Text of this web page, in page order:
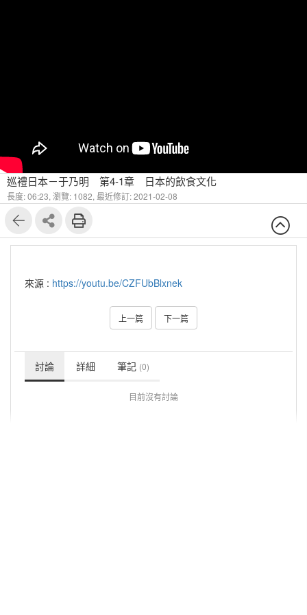
巡禮日本－于乃明 第4-1章 日本的飲食文化
長度: 06:23, 瀏覽: 1082, 最近修訂: 2021-02-08
來源 : https://youtu.be/CZFUbBlxnek
上一篇 下一篇
討論 詳細 筆記 (0)
目前沒有討論